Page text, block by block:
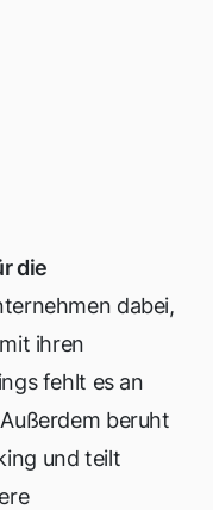
die
dabei,
ihren
fehlt es an
beruht
und teilt